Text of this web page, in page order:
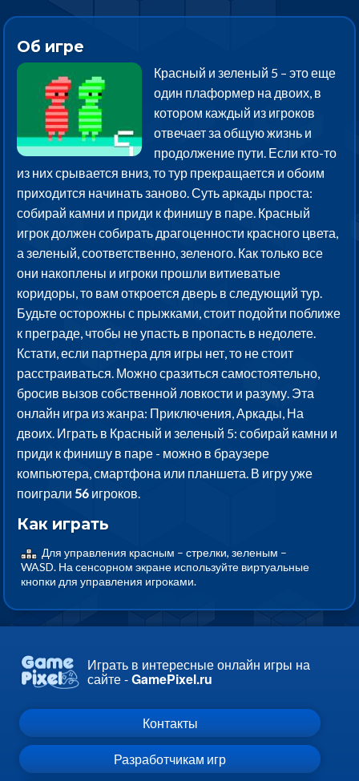
Об игре
Красный и зеленый 5 – это еще
один плаформер на двоих, в
котором каждый из игроков
отвечает за общую жизнь и
продолжение пути. Если кто-то
из них срывается вниз, то тур прекращается и обоим
приходится начинать заново. Суть аркады проста:
собирай камни и приди к финишу в паре. Красный
игрок должен собирать драгоценности красного цвета,
а зеленый, соответственно, зеленого. Как только все
они накоплены и игроки прошли витиеватые
коридоры, то вам откроется дверь в следующий тур.
Будьте осторожны с прыжками, стоит подойти поближе
к преграде, чтобы не упасть в пропасть в недолете.
Кстати, если партнера для игры нет, то не стоит
расстраиваться. Можно сразиться самостоятельно,
бросив вызов собственной ловкости и разуму. Эта
онлайн игра из жанра: Приключения, Аркады, На
двоих. Играть в Красный и зеленый 5: собирай камни и
приди к финишу в паре - можно в браузере
компьютера, смартфона или планшета. В игру уже
поиграли56 игроков.
Как играть
Для управления красным – стрелки, зеленым –
WASD. На сенсорном экране используйте виртуальные
кнопки для управления игроками.
Играть в интересные онлайн игры на
сайте -GamePixel.ru
Контакты
Разработчикам игр